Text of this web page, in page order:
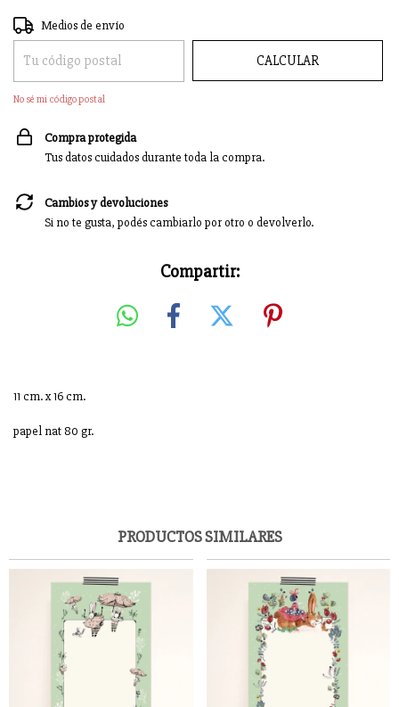
Entregas para el CP:
Medios de envío
CALCULAR
No sé mi código postal
Compra protegida
Tus datos cuidados durante toda la compra.
Cambios y devoluciones
Si no te gusta, podés cambiarlo por otro o devolverlo.
Compartir:
11 cm. x 16 cm.
papel nat 80 gr.
PRODUCTOS SIMILARES